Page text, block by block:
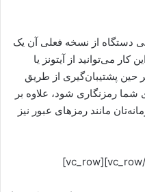
دستگاه از نسخه‌ فعلی آن یک
می‌توانید از آیتونز یا
حین پشتیبان‌گیری از طریق
شما رمزنگاری شود، علاوه بر
مانند رمزهای عبور نیز
[/vc_column_text][/vc_column][/vc_row][vc_row]